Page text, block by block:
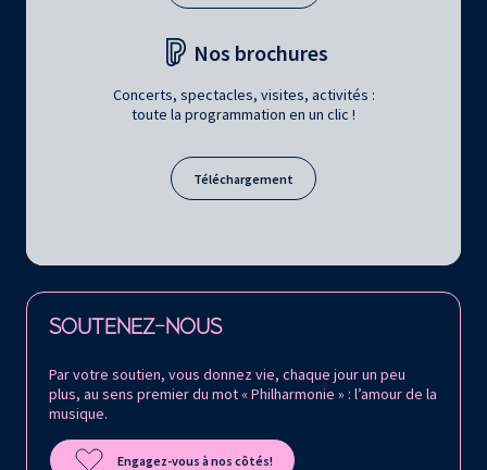
Nos brochures
Concerts, spectacles, visites, activités :
toute la programmation en un clic !
Téléchargement
SOUTENEZ-NOUS
Par votre soutien, vous donnez vie, chaque jour un peu
plus, au sens premier du mot « Philharmonie » : l’amour de la
musique.
Engagez-vous à nos côtés!
Retrouvez la Philharmonie de Paris sur